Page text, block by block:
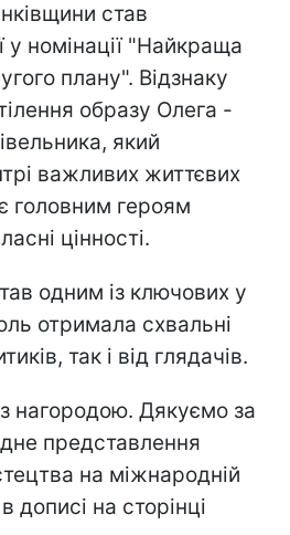
став
у номінації "Найкраща
плану". Відзнаку
образу Олега -
який
важливих життєвих
головним героям
цінності.
одним із ключових у
отримала схвальні
так і від глядачів.
нагородою. Дякуємо за
представлення
на міжнародній
дописі на сторінці